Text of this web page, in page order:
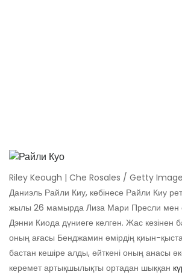
Riley Keough | Che Rosales / Getty
Даниэль Райли Киу, көбінесе Райли Киу
жылы 26 мамырда Лиза Мари Пресли мен
Дэнни Киода дүниеге келген. Жас кезінен
оның ағасы Бенджамин өмірдің қиын-
бастан кешіре алды, өйткені оның анасы
керемет артықшылықты ортадан шыққан